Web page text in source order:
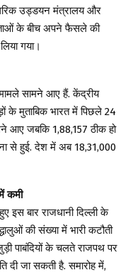
उड्डयन मंत्रालय और
के बीच अपने फैसले की
गया।
सामने आए हैं. केंद्रीय
के मुताबिक भारत में पिछले 24
आए जबकि 1,88,157 ठीक हो
से हुई. देश में अब 18,31,000
कमी
इस बार राजधानी दिल्ली के
की संख्या में भारी कटौती
पाबंदियों के चलते राजपथ पर
दी जा सकती है. समारोह में,